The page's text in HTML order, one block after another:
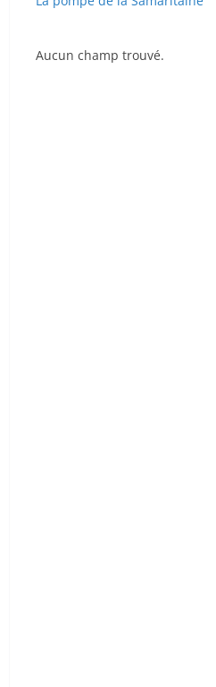
Aucun champ trouvé.